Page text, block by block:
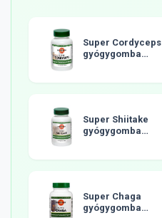
Super Cordyceps
gyógygomba
Super Shiitake
gyógygomba
Super Chaga
gyógygomba